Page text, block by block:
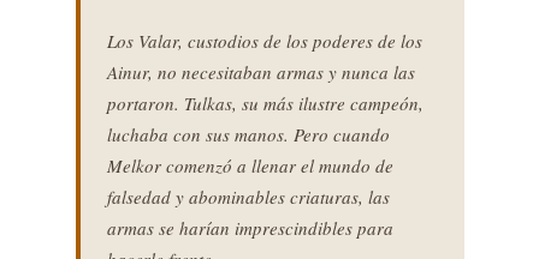
Los Valar, custodios de los poderes de los
Ainur, no necesitaban armas y nunca las
portaron. Tulkas, su más ilustre campeón,
luchaba con sus manos. Pero cuando
Melkor comenzó a llenar el mundo de
falsedad y abominables criaturas, las
armas se harían imprescindibles para